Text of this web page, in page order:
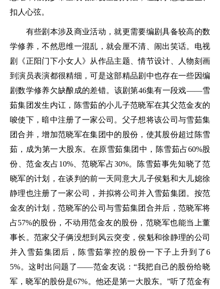
扣人心弦。
有些剧本涉及商业活动，就更需要编剧具备较高的数
学修养，不然思维一混乱，就会厘不清、闹出笑话。电视
剧《正阳门下小女人》从作品主题、情节设计、人物刻画
到演员表演都很精细，可是这部精品剧中也存在一些因编
剧数学修养欠缺酿成的差错。该剧第46集有一段戏——雪
茹集团发生内讧，陈雪茹的小儿子范晓军在其父范金友的
唆使下，暗中注册了一家公司。父子想将该公司与雪茹集
团合并，增加范晓军在集团中的股份，使其股份超过陈雪
茹，成为第一大股东。在原雪茹集团中，陈雪茹占60%股
份、范金友占10%、范晓军占30%。陈雪茹事先知晓了范
晓军的计划，在谈判的前一天同意大儿子侯魁和大儿媳徐
静理也注册了一家公司，并拟将公司并入雪茹集团。按范
金友的计划，范晓军的公司与雪茹集团合并后，范晓军将
占57%的股份，不动用范金友的股份，范晓军也能当上董
事长。范家父子俩没想到风云突变，侯魁和徐静理的公司
并入雪茹集团后，陈雪茹掌控的股份一下子上升到了6
5%。这时出问题了——范金友说：“我把自己的股份给晓
军，晓军的股份是67%。他还是第一大股东。”听了范金有